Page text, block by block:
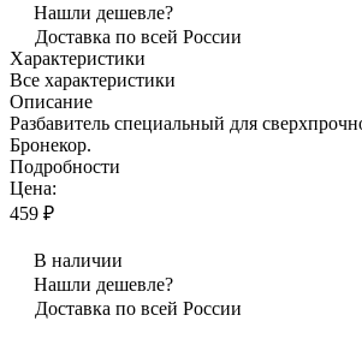
Нашли дешевле?
Доставка по всей России
Характеристики
Все характеристики
Описание
Разбавитель специальный для
Бронекор.
Подробности
Цена:
459 ₽
В наличии
Нашли дешевле?
Доставка по всей России